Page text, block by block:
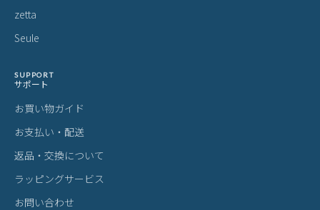
zetta
Seule
SUPPORT
サポート
お買い物ガイド
お支払い・配送
返品・交換について
ラッピングサービス
お問い合わせ